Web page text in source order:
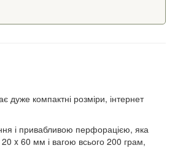
компактні розміри, інтернет
і привабливою перфорацією, яка
x 60 мм і вагою всього 200 грам,